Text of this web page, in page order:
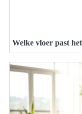
Welke vloer past